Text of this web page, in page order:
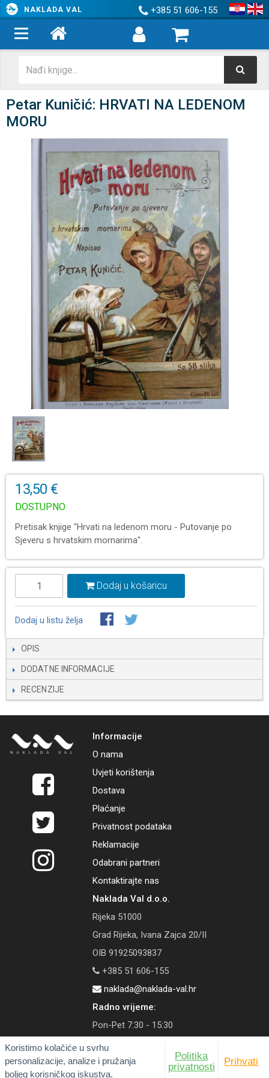
Koristimo kolačiće u svrhu
personalizacije, analize i pružanja
boljeg korisničkog iskustva.
Politika
privatnosti
Prihvati
NAKLADA VAL +385 51 606-155
Petar Kuničić: HRVATI NA LEDENOM
MORU
13,50 €
DOSTUPNO
Pretisak knjige "Hrvati na ledenom moru - Putovanje po
Sjeveru s hrvatskim mornarima".
Dodaj u košaricu
Dodaj u listu želja
OPIS
DODATNE INFORMACIJE
RECENZIJE
Informacije
O nama
Uvjeti korištenja
Dostava
Plaćanje
Privatnost podataka
Reklamacije
Odabrani partneri
Kontaktirajte nas
Naklada Val d.o.o.
Rijeka 51000
Grad Rijeka, Ivana Zajca 20/II
OIB 91925093837
+385 51 606-155
naklada@naklada-val.hr
Radno vrijeme:
Pon-Pet 7:30 - 15:30